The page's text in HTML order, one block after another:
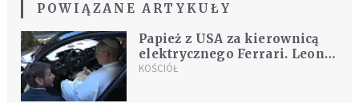
POWIĄZANE ARTYKUŁY
Papież z USA za kierownicą
elektrycznego Ferrari. Leon
XIV woli amerykańskie
KOŚCIÓŁ